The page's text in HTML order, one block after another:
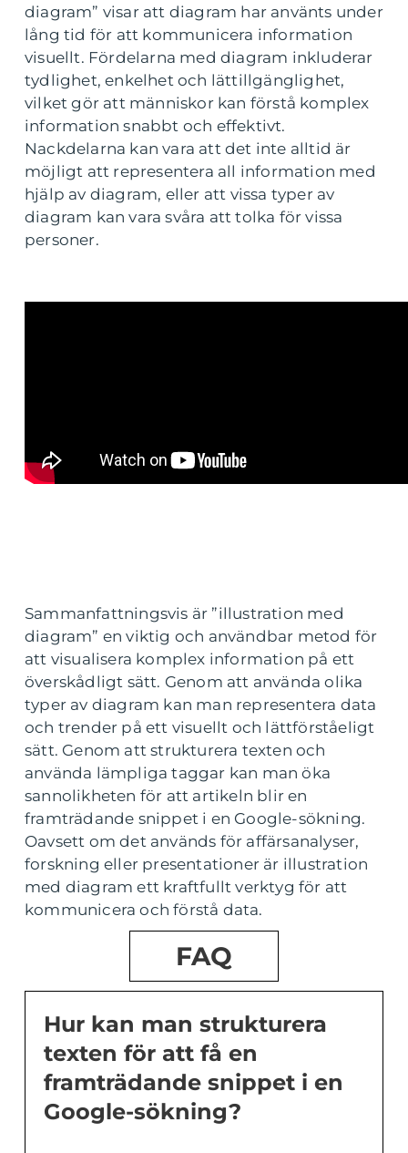
diagram” visar att diagram har använts under
lång tid för att kommunicera information
visuellt. Fördelarna med diagram inkluderar
tydlighet, enkelhet och lättillgänglighet,
vilket gör att människor kan förstå komplex
information snabbt och effektivt.
Nackdelarna kan vara att det inte alltid är
möjligt att representera all information med
hjälp av diagram, eller att vissa typer av
diagram kan vara svåra att tolka för vissa
personer.
Sammanfattningsvis är ”illustration med
diagram” en viktig och användbar metod för
att visualisera komplex information på ett
överskådligt sätt. Genom att använda olika
typer av diagram kan man representera data
och trender på ett visuellt och lättförståeligt
sätt. Genom att strukturera texten och
använda lämpliga taggar kan man öka
sannolikheten för att artikeln blir en
framträdande snippet i en Google-sökning.
Oavsett om det används för affärsanalyser,
forskning eller presentationer är illustration
med diagram ett kraftfullt verktyg för att
kommunicera och förstå data.
FAQ
Hur kan man strukturera
texten för att få en
framträdande snippet i en
Google-sökning?